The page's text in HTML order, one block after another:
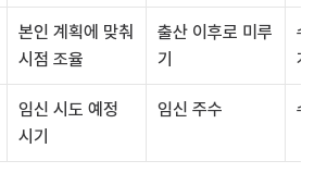
본인 계획에 맞춰
시점 조율
출산 이후로 미루
기
수
개
임신 시도 예정
시기
임신 주수 수